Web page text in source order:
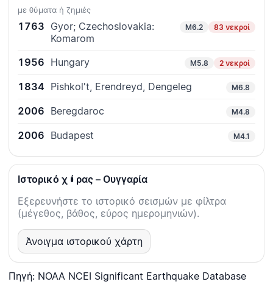
με θύματα ή ζημιές
1763 Gyor; Czechoslovakia:
Komarom
M6.2 83 νεκροί
1956 Hungary M5.8 2 νεκροί
1834 Pishkol't, Erendreyd, Dengeleg M6.8
2006 Beregdaroc M4.8
2006 Budapest M4.1
Ιστορικό χώρας – Ουγγαρία
Εξερευνήστε το ιστορικό σεισμών με φίλτρα
(μέγεθος, βάθος, εύρος ημερομηνιών).
Άνοιγμα ιστορικού χάρτη
Πηγή: NOAA NCEI Significant Earthquake Database